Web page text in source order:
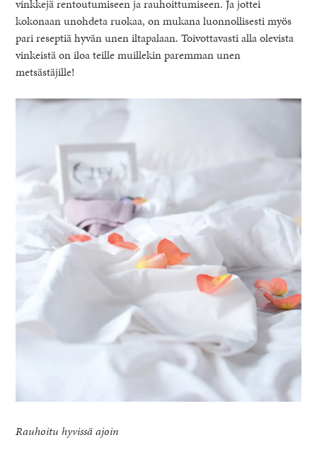
vinkkejä rentoutumiseen ja rauhoittumiseen. Ja jottei
kokonaan unohdeta ruokaa, on mukana luonnollisesti myös
pari reseptiä hyvän unen iltapalaan. Toivottavasti alla olevista
vinkeistä on iloa teille muillekin paremman unen
metsästäjille!
Rauhoitu hyvissä ajoin